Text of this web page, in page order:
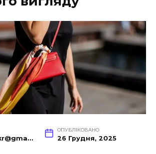
webseoupukr@gmail.com
ОПУБЛІКОВАНО
26 Грудня, 2025